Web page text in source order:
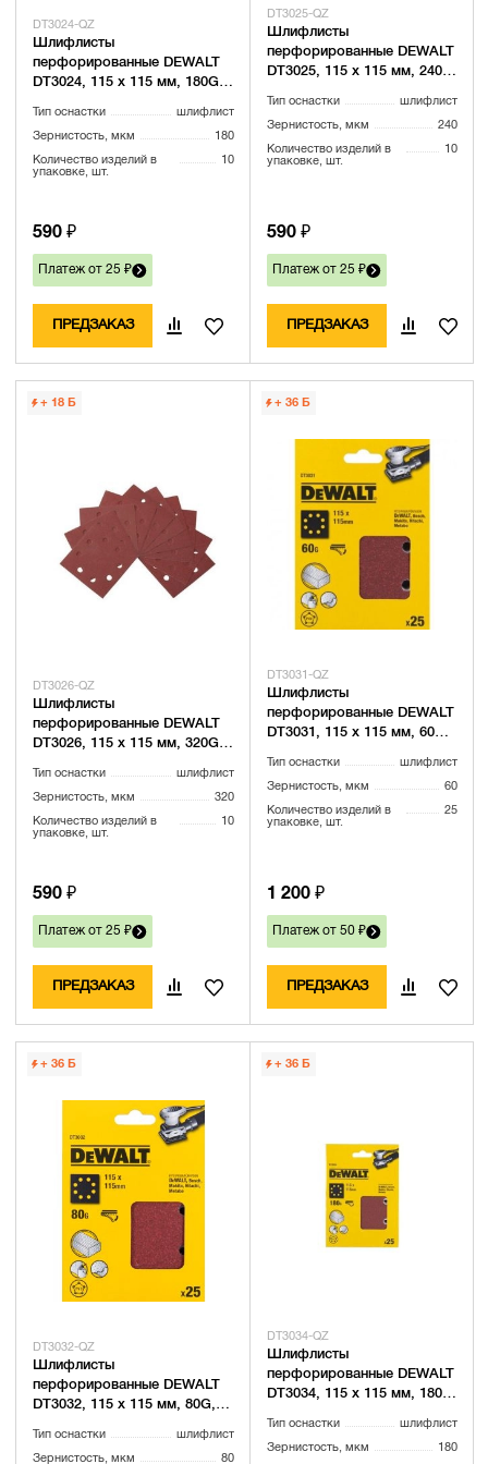
DT3024-QZ
Шлифлисты
перфорированные DEWALT
DT3024, 115 x 115 мм, 180G,
Тип оснастки шлифлист
Зернистость, мкм 180
Количество изделий в
упаковке, шт.
10
590 ₽
Платеж от 25 ₽
ПРЕДЗАКАЗ
DT3025-QZ
Шлифлисты
перфорированные DEWALT
DT3025, 115 x 115 мм, 240G,
Тип оснастки шлифлист
Зернистость, мкм 240
Количество изделий в
упаковке, шт.
10
590 ₽
Платеж от 25 ₽
ПРЕДЗАКАЗ
+ 18 Б
DT3026-QZ
Шлифлисты
перфорированные DEWALT
DT3026, 115 x 115 мм, 320G,
Тип оснастки шлифлист
Зернистость, мкм 320
Количество изделий в
упаковке, шт.
10
590 ₽
Платеж от 25 ₽
ПРЕДЗАКАЗ
+ 36 Б
DT3031-QZ
Шлифлисты
перфорированные DEWALT
DT3031, 115 x 115 мм, 60G,
Тип оснастки шлифлист
Зернистость, мкм 60
Количество изделий в
упаковке, шт.
25
1 200 ₽
Платеж от 50 ₽
ПРЕДЗАКАЗ
+ 36 Б
DT3032-QZ
Шлифлисты
перфорированные DEWALT
DT3032, 115 x 115 мм, 80G,
Тип оснастки шлифлист
Зернистость, мкм 80
+ 36 Б
DT3034-QZ
Шлифлисты
перфорированные DEWALT
DT3034, 115 x 115 мм, 180G,
Тип оснастки шлифлист
Зернистость, мкм 180